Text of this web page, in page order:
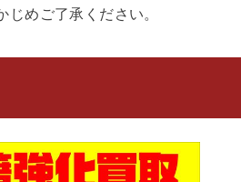
めご了承ください。